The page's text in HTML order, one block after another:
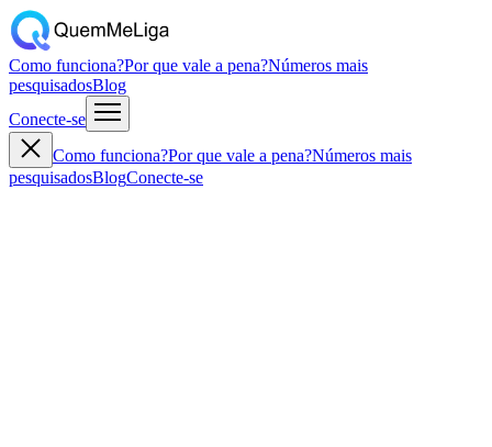
Como funciona?Por que vale a pena?Números mais
pesquisadosBlog
Conecte-se
Como funciona?Por que vale a pena?Números mais
pesquisadosBlogConecte-se